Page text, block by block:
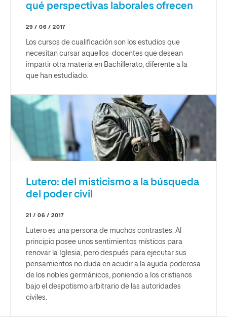
qué perspectivas laborales ofrecen
29 / 06 / 2017
Los cursos de cualificación son los estudios que
necesitan cursar aquellos docentes que desean
impartir otra materia en Bachillerato, diferente a la
que han estudiado.
Lutero: del misticismo a la búsqueda
del poder civil
21 / 06 / 2017
Lutero es una persona de muchos contrastes. Al
principio posee unos sentimientos místicos para
renovar la Iglesia, pero después para ejecutar sus
pensamientos no duda en acudir a la ayuda poderosa
de los nobles germánicos, poniendo a los cristianos
bajo el despotismo arbitrario de las autoridades
civiles.